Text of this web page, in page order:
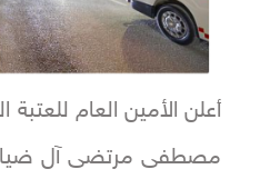
أعلن الأمين العام
مصطفى مرتضى آل ضياء